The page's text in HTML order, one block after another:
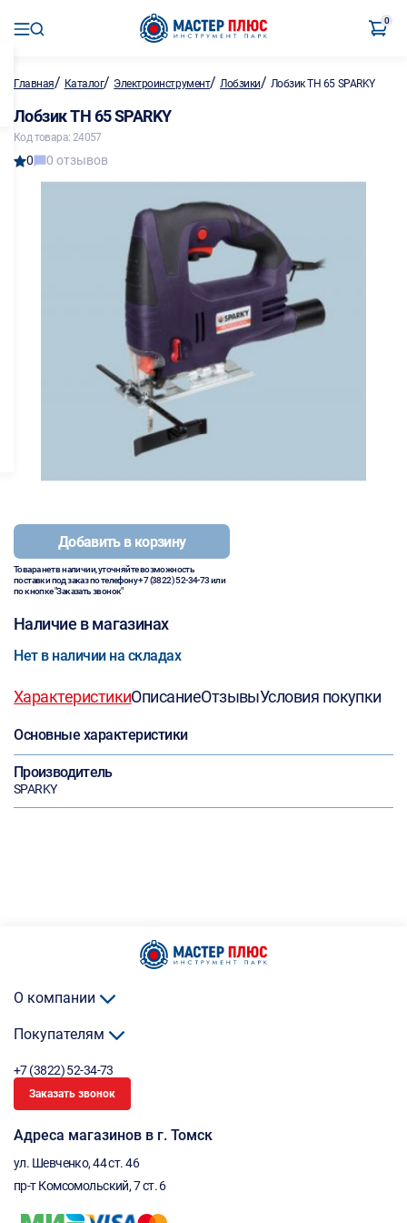
0
Главная/ Каталог/ Электроинструмент/Лобзики/ Лобзик TH 65 SPARKY
Лобзик TH 65 SPARKY
Код товара: 24057
0 0 отзывов
Добавить в корзину
Товара нет в наличии, уточняйте возможность
поставки под заказ по телефону+7 (3822) 52-34-73или
по кнопке "Заказать звонок"
Наличие в магазинах
Нет в наличии на складах
ХарактеристикиОписаниеОтзывыУсловия покупки
Основные характеристики
Производитель
SPARKY
О компании
Покупателям
+7 (3822) 52-34-73
Заказать звонок
Адреса магазинов в г. Томск
ул. Шевченко, 44 ст. 46
пр-т Комсомольский, 7 ст. 6